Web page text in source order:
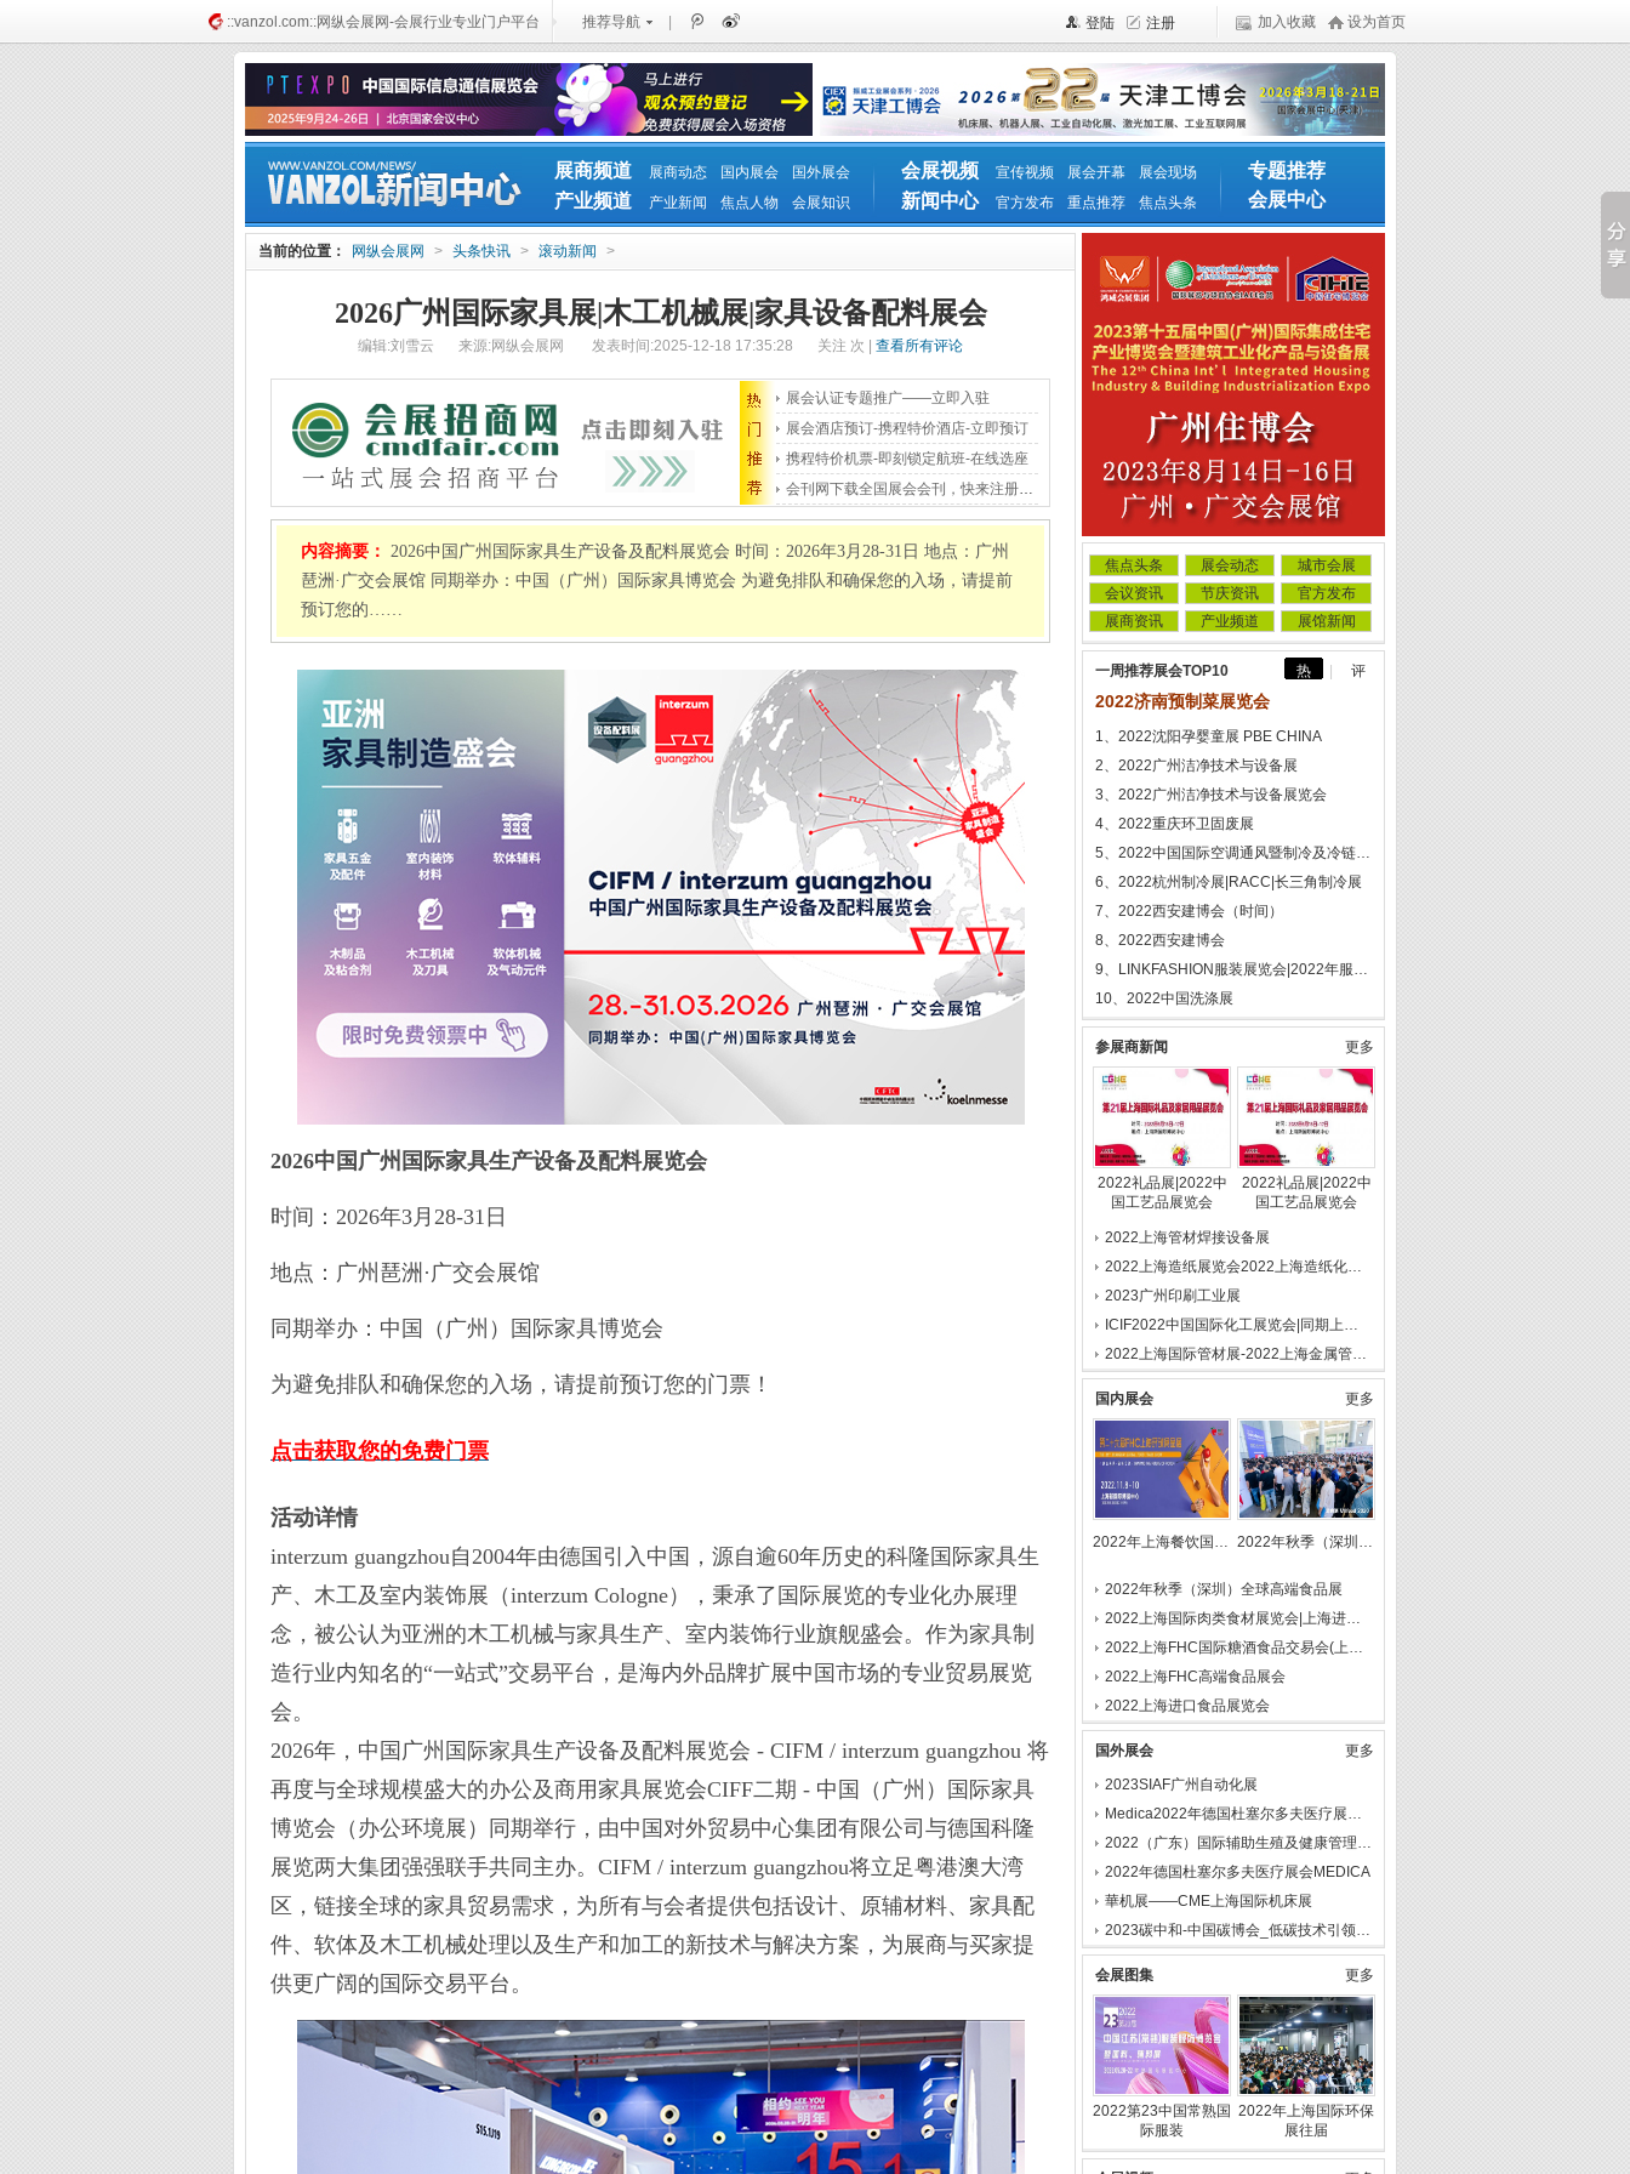
::vanzol.com::网纵会展网-会展行业专业门户平台 推荐导航 加入收藏 设为首页
展商频道 展商动态 国内展会 国外展会
产业频道 产业新闻 焦点人物 会展知识
会展视频 宣传视频 展会开幕 展会现场
新闻中心 官方发布 重点推荐 焦点头条
专题推荐
会展中心
当前的位置： 网纵会展网 > 头条快讯 > 滚动新闻 >
2026广州国际家具展|木工机械展|家具设备配料展会
编辑:刘雪云 来源:网纵会展网 发表时间:2025-12-18 17:35:28 关注 次 | 查看所有评论
展会认证专题推广——立即入驻
展会酒店预订-携程特价酒店-立即预订
携程特价机票-即刻锁定航班-在线选座
会刊网下载全国展会会刊，快来注册吧！
内容摘要： 2026中国广州国际家具生产设备及配料展览会 时间：2026年3月28-31日 地点：广州
琶洲·广交会展馆 同期举办：中国（广州）国际家具博览会 为避免排队和确保您的入场，请提前
预订您的……
2026中国广州国际家具生产设备及配料展览会
时间：2026年3月28-31日
地点：广州琶洲·广交会展馆
同期举办：中国（广州）国际家具博览会
为避免排队和确保您的入场，请提前预订您的门票！
点击获取您的免费门票
活动详情
interzum guangzhou自2004年由德国引入中国，源自逾60年历史的科隆国际家具生
产、木工及室内装饰展（interzum Cologne），秉承了国际展览的专业化办展理
念，被公认为亚洲的木工机械与家具生产、室内装饰行业旗舰盛会。作为家具制
造行业内知名的“一站式”交易平台，是海内外品牌扩展中国市场的专业贸易展览
会。
2026年，中国广州国际家具生产设备及配料展览会 - CIFM / interzum guangzhou 将
再度与全球规模盛大的办公及商用家具展览会CIFF二期 - 中国（广州）国际家具
博览会（办公环境展）同期举行，由中国对外贸易中心集团有限公司与德国科隆
展览两大集团强强联手共同主办。CIFM / interzum guangzhou将立足粤港澳大湾
区，链接全球的家具贸易需求，为所有与会者提供包括设计、原辅材料、家具配
件、软体及木工机械处理以及生产和加工的新技术与解决方案，为展商与买家提
供更广阔的国际交易平台。
焦点头条 展会动态
城市会展
会议资讯
节庆资讯
官方发布
展商资讯
产业频道 展馆新闻
一周推荐展会TOP10 热 评
2022济南预制菜展览会
1、2022沈阳孕婴童展 PBE CHINA
2、2022广州洁净技术与设备展
3、2022广州洁净技术与设备展览会
4、2022重庆环卫固废展
5、2022中国国际空调通风暨制冷及冷链产业展览会
6、2022杭州制冷展|RACC|长三角制冷展
7、2022西安建博会（时间）
8、2022西安建博会
9、LINKFASHION服装展览会|2022年服装展
10、2022中国洗涤展
参展商新闻 更多
2022礼品展|2022中
国工艺品展览会
2022礼品展|2022中
国工艺品展览会
2022上海管材焊接设备展
2022上海造纸展览会2022上海造纸化学品展览会
2023广州印刷工业展
ICIF2022中国国际化工展览会|同期上海化学品包装展览会
2022上海国际管材展-2022上海金属管材展
国内展会 更多
2022年上海餐饮国际食材展会，2022上海冷冻食品展会 2022年秋季（深圳）全球高端食品展
2022年秋季（深圳）全球高端食品展
2022上海国际肉类食材展览会|上海进口肉类展
2022上海FHC国际糖酒食品交易会(上海糖酒会)
2022上海FHC高端食品展会
2022上海进口食品展览会
国外展会
更多
2023SIAF广州自动化展
Medica2022年德国杜塞尔多夫医疗展会3号馆
2022（广东）国际辅助生殖及健康管理博览会
2022年德国杜塞尔多夫医疗展会MEDICA
華机展——CME上海国际机床展
2023碳中和-中国碳博会_低碳技术引领新时代效率变革
会展图集 更多
2022第23中国常熟国
际服装
2022年上海国际环保
展往届